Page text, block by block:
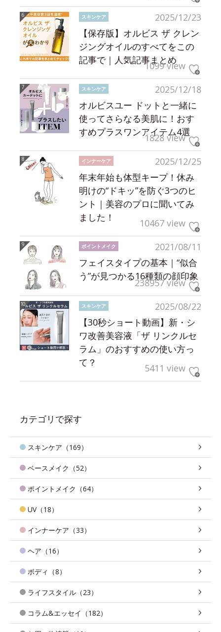
2025/12/23
スキンケア
【保存版】オルビス ザ クレン
ジングオイルのすべてをこの
記事で｜人気記事まとめ
1099 view
2025/12/18
スキンケア
オルビスユー ドットと一緒に
使ってさらなる美肌に！おす
すめプラスワンアイテム4選
1828 view
2025/12/25
インナーケア
年末年始も体型キープ！休み
明けの“ドキッ”を防ぐ3つのヒ
ント｜美容のプロに聞いてみ
ました！
10467 view
2021/08/11
ポイントメイク
フェイスタイプの基本｜“似合
う”が見つかる16種類の顔印象
238957 view
2025/08/22
スキンケア
【30秒ショート動画】新・シ
ワ改善美容液「ザ リンクルセ
ラム」のおすすめの使い方っ
て？
5411 view
カテゴリで探す
スキンケア（169）
ベースメイク（52）
ポイントメイク（64）
UV（18）
インナーケア（33）
ヘア（16）
ボディ（8）
ライフスタイル（23）
コラム&エッセイ（182）